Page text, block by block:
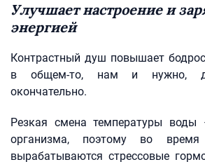
Улучшает настроение и
энергией
Контрастный душ повышает
в общем-то, нам и нужно,
окончательно.
Резкая смена температуры воды
организма, поэтому во время
вырабатываются стрессовые